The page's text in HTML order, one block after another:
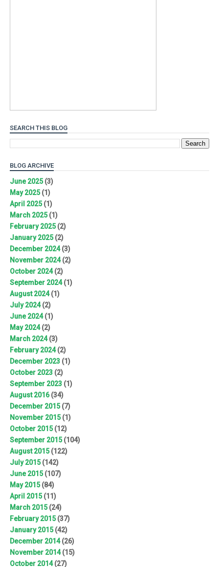
SEARCH THIS BLOG
BLOG ARCHIVE
June 2025(3)
May 2025(1)
April 2025(1)
March 2025(1)
February 2025(2)
January 2025(2)
December 2024(3)
November 2024(2)
October 2024(2)
September 2024(1)
August 2024(1)
July 2024(2)
June 2024(1)
May 2024(2)
March 2024(3)
February 2024(2)
December 2023 (1)
October 2023 (2)
September 2023 (1)
August 2016(34)
December 2015(7)
November 2015(1)
October 2015(12)
September 2015(104)
August 2015(122)
July 2015(142)
June 2015(107)
May 2015(84)
April 2015(11)
March 2015(24)
February 2015(37)
January 2015(42)
December 2014(26)
November 2014(15)
October 2014(27)